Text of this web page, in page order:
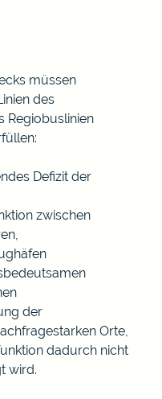
müssen
des
Regiobuslinien
Defizit der
zwischen
der
Orte,
dadurch nicht
wird.